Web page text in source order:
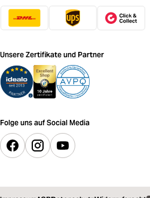
Unsere Zertifikate und Partner
Folge uns auf Social Media